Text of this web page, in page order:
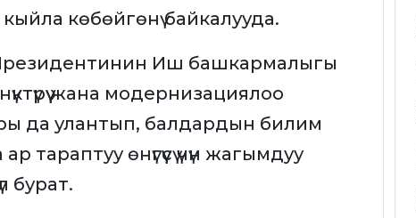
көбөйгөнү байкалууда.
Иш башкармалыгы
жана модернизациялоо
да улантып, балдардын билим
өнүгүүсү үчүн жагымдуу
бурат.